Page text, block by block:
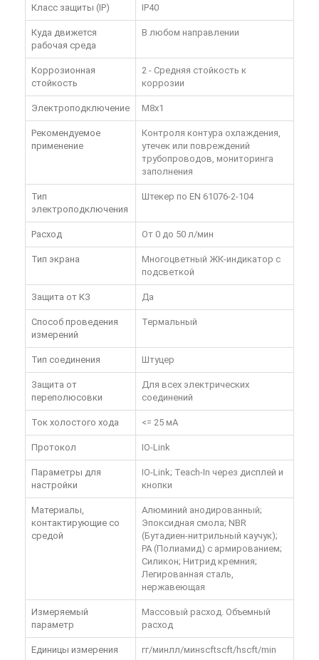
Класс защиты (IP) IP40
Куда движется
рабочая среда
В любом направлении
Коррозионная
стойкость
2 - Средняя стойкость к
коррозии
Электроподключение M8x1
Рекомендуемое
применение
Контроля контура охлаждения,
утечек или повреждений
трубопроводов, мониторинга
заполнения
Тип
электроподключения
Штекер по EN 61076-2-104
Расход От 0 до 50 л/мин
Тип экрана
Многоцветный ЖК-индикатор с
подсветкой
Защита от КЗ Да
Способ проведения
измерений
Термальный
Тип соединения Штуцер
Защита от
переполюсовки
Для всех электрических
соединений
Ток холостого хода <= 25 мА
Протокол IO-Link
Параметры для
настройки
IO-Link; Teach-In через дисплей и
кнопки
Материалы,
контактирующие со
средой
Алюминий анодированный;
Эпоксидная смола; NBR
(Бутадиен-нитрильный каучук);
PA (Полиамид) с армированием;
Силикон; Нитрид кремния;
Легированная сталь,
нержавеющая
Измеряемый
параметр
Массовый расход. Объемный
расход
Единицы измерения гг/минлл/минscftscft/hscft/min